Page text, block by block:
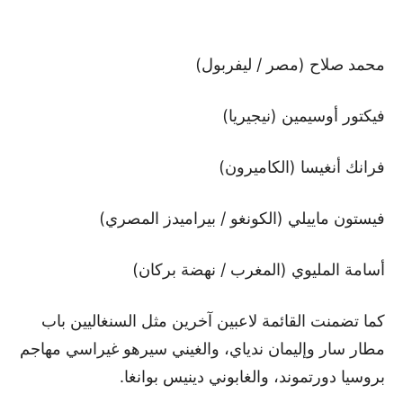
محمد صلاح (مصر / ليفربول)
فيكتور أوسيمين (نيجيريا)
فرانك أنغيسا (الكاميرون)
فيستون ماييلي (الكونغو / بيراميدز المصري)
أسامة المليوي (المغرب / نهضة بركان)
كما تضمنت القائمة لاعبين آخرين مثل السنغاليين باب
مطار سار وإليمان ندياي، والغيني سيرهو غيراسي مهاجم
بروسيا دورتموند، والغابوني دينيس بوانغا.